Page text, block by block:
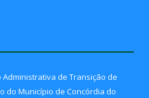
de Transição de
do Município de Concórdia do